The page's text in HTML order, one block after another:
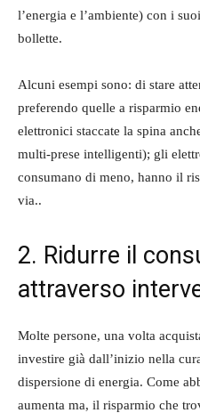
l’energia e l’ambiente) con i
bollette.
Alcuni esempi sono: di stare
preferendo quelle a risparmio
elettronici staccate la spina
multi-prese intelligenti); gli
consumano di meno, hanno il
via..
2. Ridurre il
attraverso
Molte persone, una volta
investire già dall’inizio nella
dispersione di energia. Come
aumenta ma, il risparmio che